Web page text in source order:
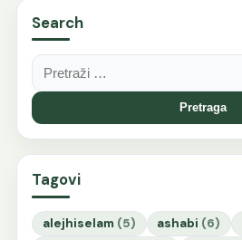
Search
Pretraga:
Tagovi
alejhiselam (5) ashabi (6)